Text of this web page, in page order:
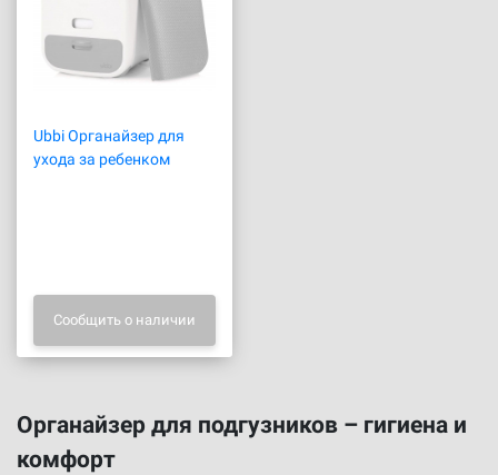
Ubbi Органайзер для
ухода за ребенком
Сообщить о наличии
Органайзер для подгузников – гигиена и
комфорт